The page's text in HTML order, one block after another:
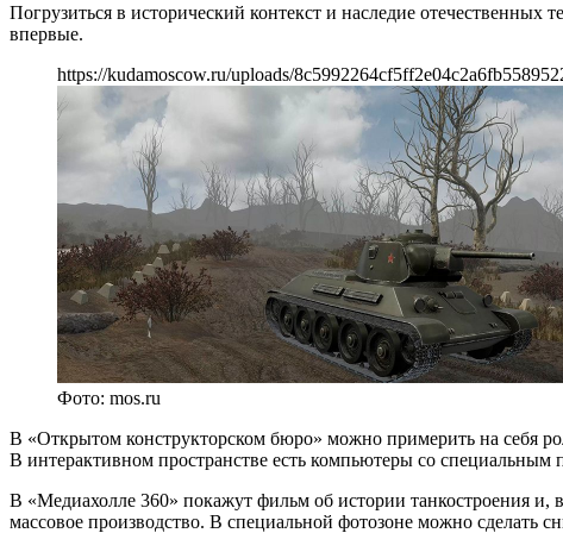
Погрузиться в исторический контекст и наследие
впервые.
https://kudamoscow.ru/uploads/
Фото: mos.ru
В «Открытом конструкторском бюро» можно примерить на себя
В интерактивном пространстве есть компьютеры со
В «Медиахолле 360» покажут фильм об истории танкостроения и,
массовое производство. В специальной фотозоне можно сделать